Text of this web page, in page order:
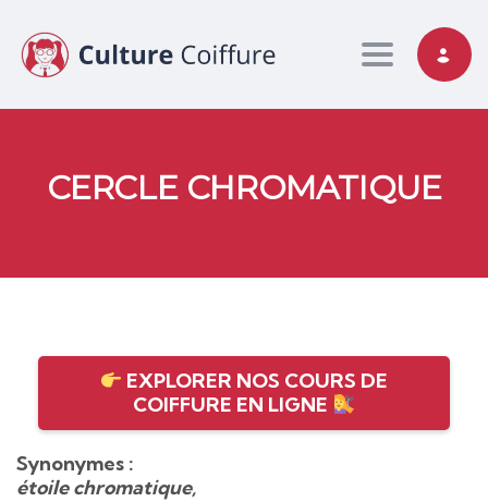
Toggle
CERCLE CHROMATIQUE
EXPLORER NOS COURS DE
COIFFURE EN LIGNE
Synonymes :
étoile chromatique,